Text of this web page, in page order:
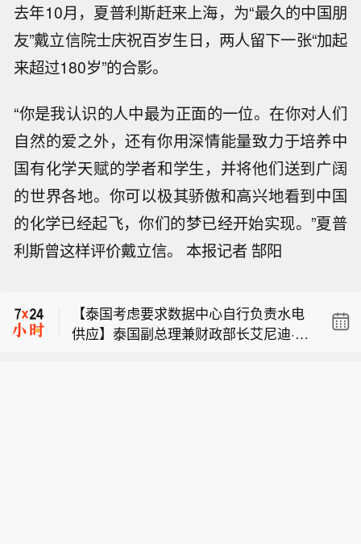
去年10月，夏普利斯赶来上海，为“最久的中国朋
友”戴立信院士庆祝百岁生日，两人留下一张“加起
来超过180岁”的合影。
“你是我认识的人中最为正面的一位。在你对人们
自然的爱之外，还有你用深情能量致力于培养中
国有化学天赋的学者和学生，并将他们送到广阔
的世界各地。你可以极其骄傲和高兴地看到中国
的化学已经起飞，你们的梦已经开始实现。”夏普
利斯曾这样评价戴立信。 本报记者 郜阳
马来西亚吉隆坡综合指数收盘基本持
平，报1735.75。
份公告，2026年半年度营业收入2704.
43万元，同比下降8.67%。归属于上市
【泰国考虑要求数据中心自行负责水电
供应】泰国副总理兼财政部长艾尼迪·尼